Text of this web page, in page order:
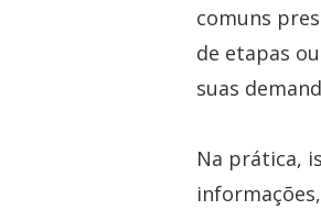
comuns
de etapas
suas
Na prática,